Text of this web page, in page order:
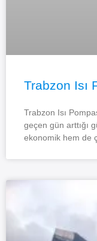
Trabzon Isı
Trabzon Isı
geçen gün arttığı
ekonomik hem de